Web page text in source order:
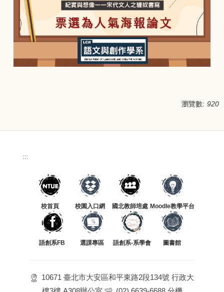
瀏覽數: 920
:::
校首頁 校園入口網 國北教師培處 Moodle教學平台
語創系FB 選課專區 語創系-系學會 圖書館
10671 臺北市大安區和平東路2段134號 行政大